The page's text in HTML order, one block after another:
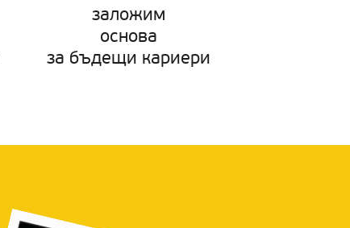
заложим
основа
за бъдещи кариери